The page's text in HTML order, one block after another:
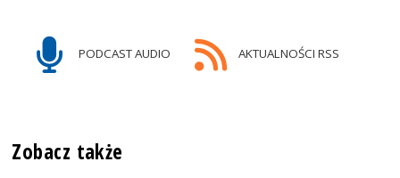
PODCAST AUDIO AKTUALNOŚCI RSS
Zobacz także